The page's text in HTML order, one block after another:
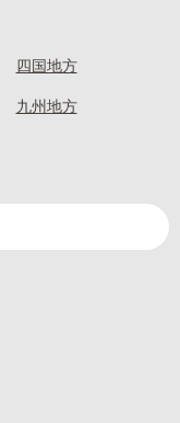
四国地方
九州地方